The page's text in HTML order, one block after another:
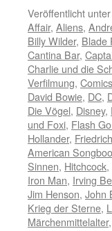
Veröffentlicht unter
Affair, Aliens,
Billy Wilder, Blade
Cantina Bar,
Charlie und die
Verfilmung,
David Bowie, DC,
Die Vögel, Disney,
und Foxi, Flash
Hollander,
American
Sinnen, Hitchcock,
Iron Man, Irving
Jim Henson, John
Krieg der Sterne,
Märchenmittelalter,